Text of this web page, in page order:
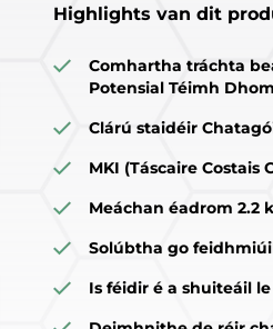
Highlights van dit
Comhartha tráchta
Potensial Téimh
Clárú staidéir
MKI (Táscaire
Meáchan éadrom 2.2
Solúbtha go
Is féidir é a shuiteáil